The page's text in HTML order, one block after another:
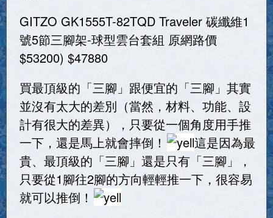
GITZO GK1555T-82TQD Traveler 碳纖維1
號5節三腳架-球型雲台套組 原網路價
$53200) $47880
買最頂級的「三腳」跟便宜的「三腳」其實
並沒有太大的差別（當然，材料、功能、設
計有很大的差異），只要從一個角度用手推
一下，還是馬上就會摔倒！
這是因為最
貴、最頂級的「三腳」還是只有「三腳」，
只要從1腳往2腳的方向輕輕推一下，很容易
就可以推倒！